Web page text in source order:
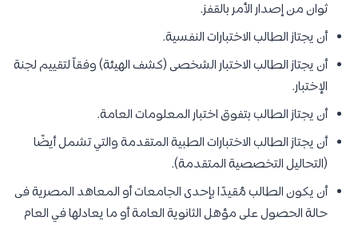
ثوان من إصدار الأمر بالقفز.
أن يجتاز الطالب الاختبارات النفسية.
أن يجتاز الطالب الاختبار الشخصى (كشف الهيئة) وفقاً لتقييم لجنة
الإختبار.
أن يجتاز الطالب بتفوق اختبار المعلومات العامة.
أن يجتاز الطالب الاختبارات الطبية المتقدمة والتي تشمل أيضًا
(التحاليل التخصصية المتقدمة).
أن يكون الطالب مُقيدًا بإحدى الجامعات أو المعاهد المصرية فى
حالة الحصول على مؤهل الثانوية العامة أو ما يعادلها في العام